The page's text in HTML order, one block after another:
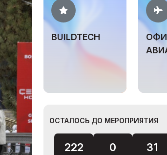
BUILDTECH
ОСТАЛОСЬ ДО МЕРОПРИЯТИЯ
222 0 31